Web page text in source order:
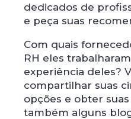
dedicados de
e peça suas
Com quais
RH eles
experiência deles?
compartilhar suas
opções e obter
também alguns